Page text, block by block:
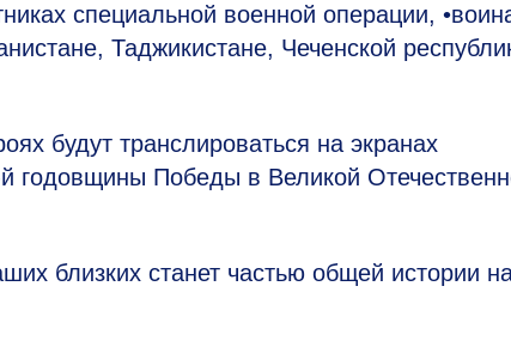
специальной военной операции,
Таджикистане, Чеченской
будут транслироваться на экранах
годовщины Победы в Великой
близких станет частью общей истории